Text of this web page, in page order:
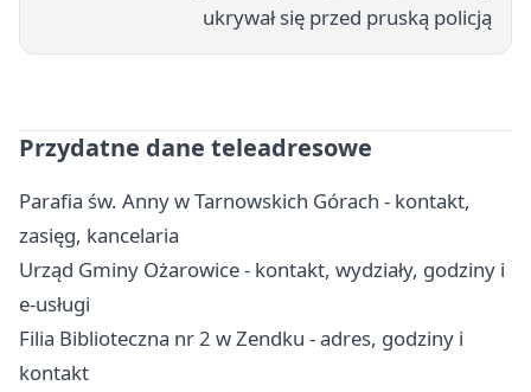
ukrywał się przed pruską policją
Przydatne dane teleadresowe
Parafia św. Anny w Tarnowskich Górach - kontakt,
zasięg, kancelaria
Urząd Gminy Ożarowice - kontakt, wydziały, godziny i
e-usługi
Filia Biblioteczna nr 2 w Zendku - adres, godziny i
kontakt